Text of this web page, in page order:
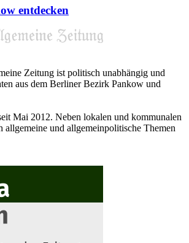
entdecken
Zeitung ist politisch unabhängig und
aus dem Berliner Bezirk Pankow und
Mai 2012. Neben lokalen und kommunalen
allgemeine und allgemeinpolitische Themen